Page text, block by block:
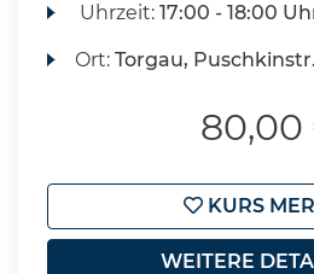
Uhrzeit:17:00 - 18:00
Ort:Torgau, Puschkinstr.
KURS
WEITERE